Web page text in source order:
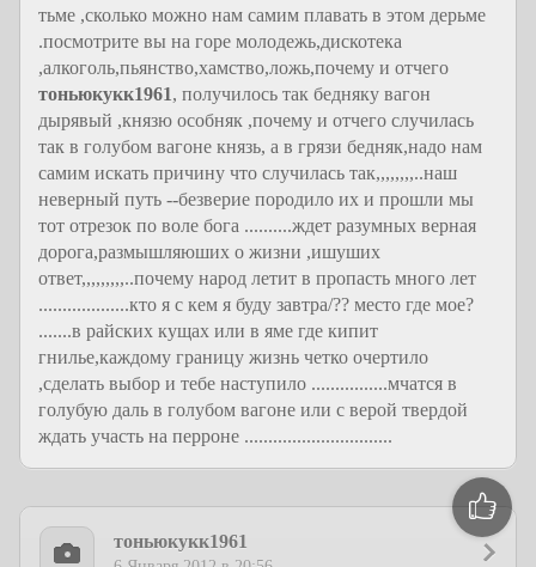
тьме ,сколько можно нам самим плавать в этом дерьме
.посмотрите вы на горе молодежь,дискотека
,алкоголь,пьянство,хамство,ложь,почему и отчего
тоньюкукк1961, получилось так бедняку вагон
дырявый ,князю особняк ,почему и отчего случилась
так в голубом вагоне князь, а в грязи бедняк,надо нам
самим искать причину что случилась так,,,,,,,,..наш
неверный путь --безверие породило их и прошли мы
тот отрезок по воле бога ..........ждет разумных верная
дорога,размышляюших о жизни ,ишуших
ответ,,,,,,,,,..почему народ летит в пропасть много лет
...................кто я с кем я буду завтра/?? место где мое?
.......в райских кущах или в яме где кипит
гнилье,каждому границу жизнь четко очертило
,сделать выбор и тебе наступило ................мчатся в
голубую даль в голубом вагоне или с верой твердой
ждать участь на перроне ...............................
тоньюкукк1961